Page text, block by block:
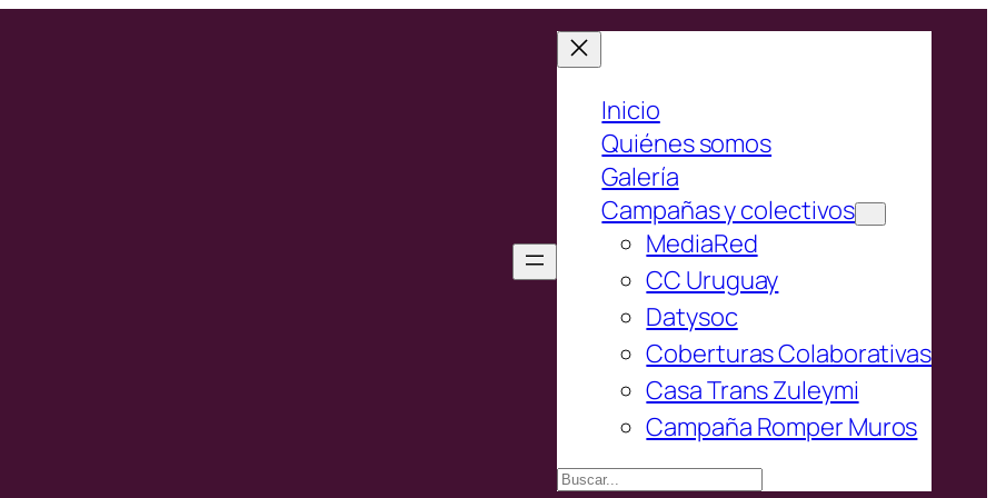
Inicio
Quiénes somos
Galería
Campañas y colectivos
MediaRed
CC Uruguay
Datysoc
Coberturas Colaborativas
Casa Trans Zuleymi
Campaña Romper Muros
Buscar